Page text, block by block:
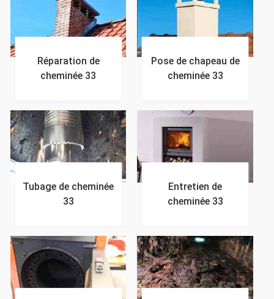
Réparation de
cheminée 33
Pose de chapeau de
cheminée 33
Tubage de cheminée
33
Entretien de
cheminée 33